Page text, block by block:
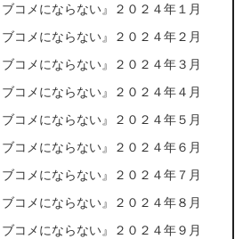
ブコメにならない』２０２４年１月
ブコメにならない』２０２４年２月
ブコメにならない』２０２４年３月
ブコメにならない』２０２４年４月
ブコメにならない』２０２４年５月
ブコメにならない』２０２４年６月
ブコメにならない』２０２４年７月
ブコメにならない』２０２４年８月
ブコメにならない』２０２４年９月